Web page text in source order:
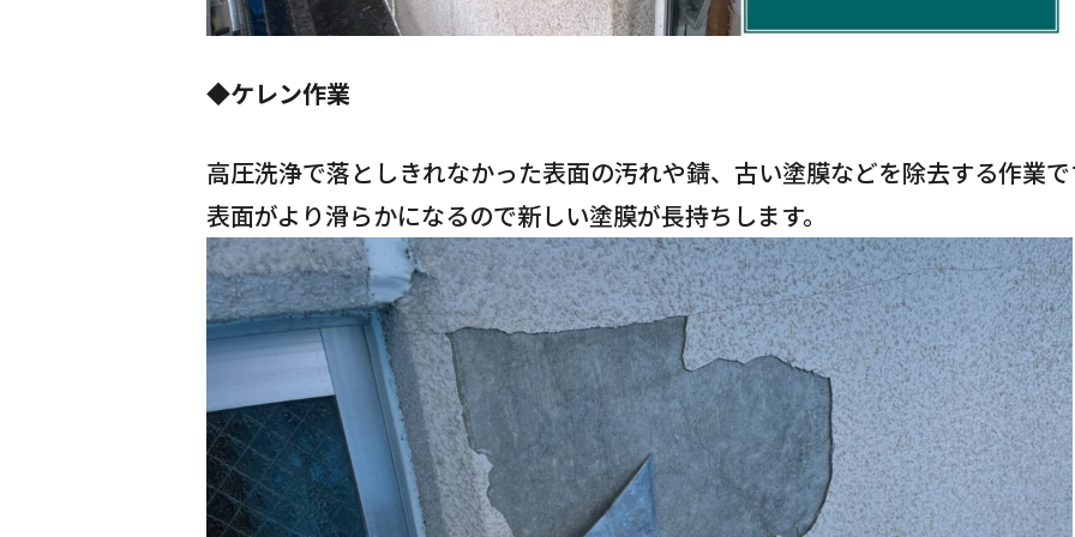
◆ケレン作業
高圧洗浄で落としきれなかった表面の汚れや錆、古い塗膜などを除去する作業で
表面がより滑らかになるので新しい塗膜が長持ちします。